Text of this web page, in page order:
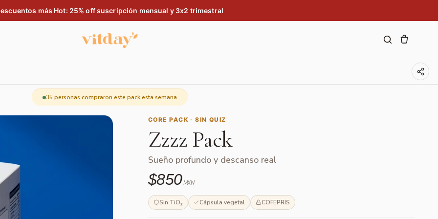
más Hot: 25% off suscripción mensual y 3x2 trimestral
35 personas compraron este pack esta semana
CORE PACK · SIN QUIZ
Zzzz Pack
Sueño profundo y descanso real
$850MXN
Sin TiO₂ Cápsula vegetal COFEPRIS